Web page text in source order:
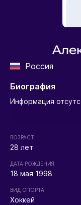
Россия
Биография
Информация
ВОЗРАСТ
28 лет
ДАТА РОЖДЕНИЯ
18 мая 1998
ВИД СПОРТА
Хоккей